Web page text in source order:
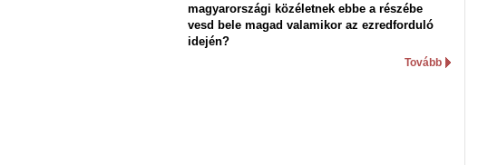
magyarországi közéletnek ebbe a részébe
vesd bele magad valamikor az ezredforduló
idején?
Tovább